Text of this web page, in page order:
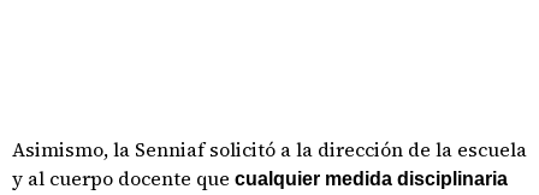
Asimismo, la Senniaf solicitó a la dirección de la escuela
y al cuerpo docente que cualquier medida disciplinaria